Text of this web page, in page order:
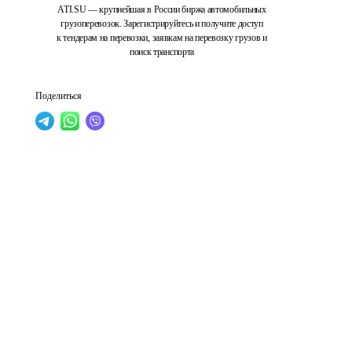
ATI.SU — крупнейшая в России биржа автомобильных
грузоперевозок. Зарегистрируйтесь и получите доступ
к тендерам на перевозки, заявкам на перевозку грузов и
поиск транспорта
Поделиться